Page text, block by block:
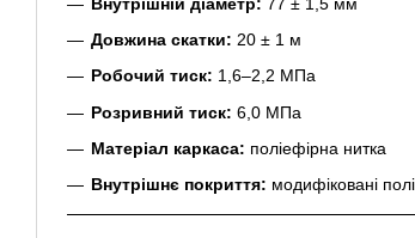
Довжина скатки: 20 ± 1 м
Робочий тиск: 1,6–2,2 МПа
Розривний тиск: 6,0 МПа
Матеріал каркаса: поліефірна нитка
Внутрішнє покриття: модифіковані